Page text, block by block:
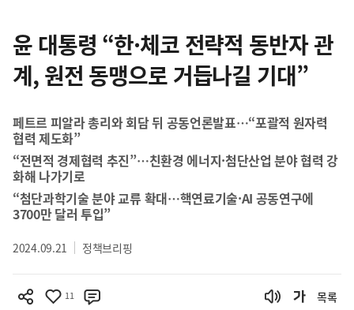
텐
츠
영
윤 대통령 “한·체코 전략적 동반자 관
계, 원전 동맹으로 거듭나길 기대”
페트르 피알라 총리와 회담 뒤 공동언론발표…“포괄적 원자력
협력 제도화”
“전면적 경제협력 추진”…친환경 에너지·첨단산업 분야 협력 강
화해 나가기로
“첨단과학기술 분야 교류 확대…핵연료기술·AI 공동연구에
3700만 달러 투입”
2024.09.21 정책브리핑
11 목록